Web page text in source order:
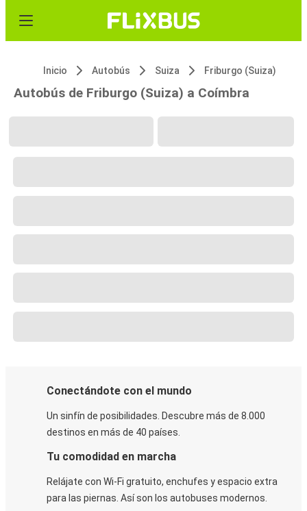
Inicio Autobús Suiza Friburgo (Suiza)
Autobús de Friburgo (Suiza) a Coímbra
Conectándote con el mundo
Un sinfín de posibilidades. Descubre más de 8.000
destinos en más de 40 países.
Tu comodidad en marcha
Relájate con Wi-Fi gratuito, enchufes y espacio extra
para las piernas. Así son los autobuses modernos.